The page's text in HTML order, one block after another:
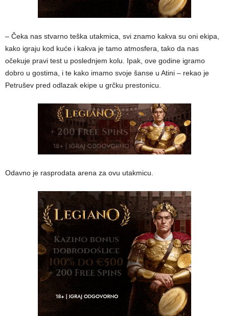
– Čeka nas stvarno teška utakmica, svi znamo kakva su oni ekipa,
kako igraju kod kuće i kakva je tamo atmosfera, tako da nas
očekuje pravi test u poslednjem kolu. Ipak, ove godine igramo
dobro u gostima, i te kako imamo svoje šanse u Atini – rekao je
Petrušev pred odlazak ekipe u grčku prestonicu.
Odavno je rasprodata arena za ovu utakmicu.